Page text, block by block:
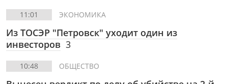
11:01 ЭКОНОМИКА
Из ТОСЭР "Петровск" уходит один из
инвесторов 3
10:48 ОБЩЕСТВО